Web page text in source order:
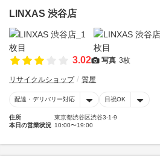
LINXAS 渋谷店
3.02 写真 3枚
リサイクルショップ 質屋
配達・デリバリー対応 日祝OK
住所
東京都渋谷区渋谷3-1-9
本日の営業状況 10:00〜19:00